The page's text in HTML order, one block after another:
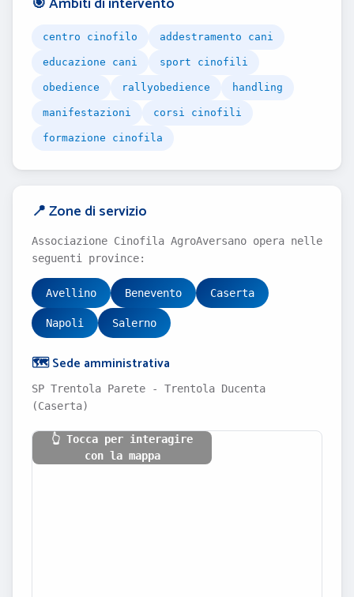
centro cinofilo addestramento cani
educazione cani sport cinofili
obedience rallyobedience handling
manifestazioni corsi cinofili
formazione cinofila
📍 Zone di servizio
Associazione Cinofila AgroAversano opera nelle
seguenti province:
Avellino Benevento Caserta
Napoli Salerno
🗺️ Sede amministrativa
SP Trentola Parete - Trentola Ducenta
(Caserta)
👆 Tocca per interagire
con la mappa